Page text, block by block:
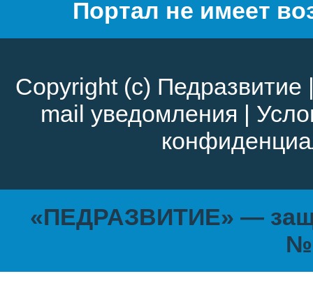
Портал не имеет
Copyright (c) Педразвитие
mail уведомления |
«ПЕДРАЗВИТИЕ» —